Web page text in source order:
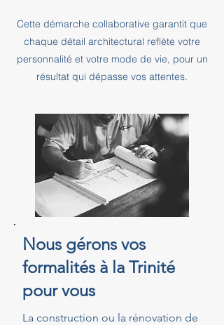
Cette démarche collaborative garantit que
chaque détail architectural reflète votre
personnalité et votre mode de vie, pour un
résultat qui dépasse vos attentes.
Nous gérons vos
formalités à la Trinité
pour vous
La construction ou la rénovation de